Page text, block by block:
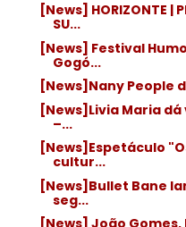
[News] HORIZONTE |
SU...
[News] Festival
Gogó...
[News]Nany People
[News]Livia Maria
–...
[News]Espetáculo
cultur...
[News]Bullet Bane
seg...
[News] João